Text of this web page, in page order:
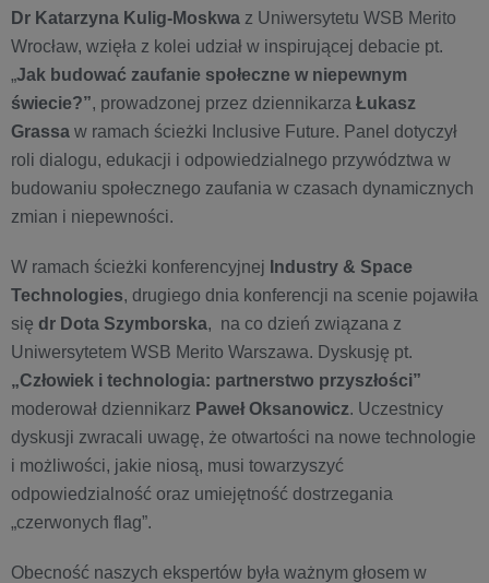
Dr Katarzyna Kulig-Moskwa z Uniwersytetu WSB Merito
Wrocław, wzięła z kolei udział w inspirującej debacie pt.
„Jak budować zaufanie społeczne w niepewnym
świecie?”, prowadzonej przez dziennikarza Łukasz
Grassa w ramach ścieżki Inclusive Future. Panel dotyczył
roli dialogu, edukacji i odpowiedzialnego przywództwa w
budowaniu społecznego zaufania w czasach dynamicznych
zmian i niepewności.
W ramach ścieżki konferencyjnej Industry & Space
Technologies, drugiego dnia konferencji na scenie pojawiła
się dr Dota Szymborska, na co dzień związana z
Uniwersytetem WSB Merito Warszawa. Dyskusję pt.
„Człowiek i technologia: partnerstwo przyszłości”
moderował dziennikarz Paweł Oksanowicz. Uczestnicy
dyskusji zwracali uwagę, że otwartości na nowe technologie
i możliwości, jakie niosą, musi towarzyszyć
odpowiedzialność oraz umiejętność dostrzegania
„czerwonych flag”.
Obecność naszych ekspertów była ważnym głosem w